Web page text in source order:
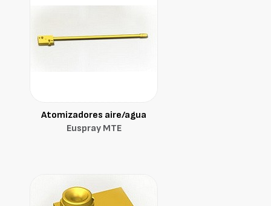
Atomizadores aire/agua
Euspray MTE